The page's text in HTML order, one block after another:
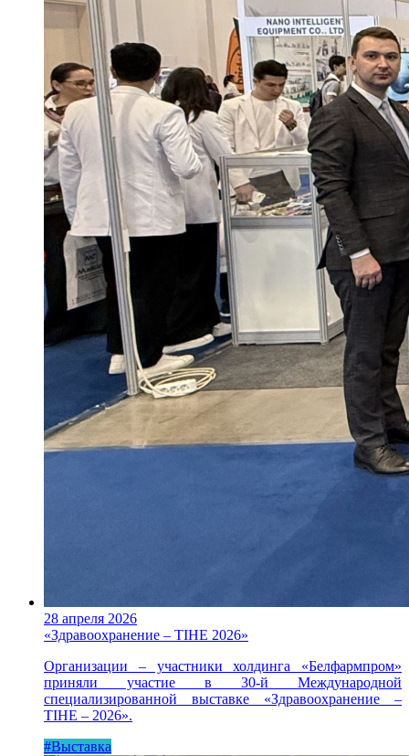
28 апреля 2026
«Здравоохранение – TIHE 2026»
Организации – участники холдинга «Белфармпром»
приняли участие в 30-й Международной
специализированной выставке «Здравоохранение –
TIHE – 2026».
#Выставка